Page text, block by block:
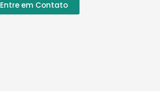
Entre em Contato